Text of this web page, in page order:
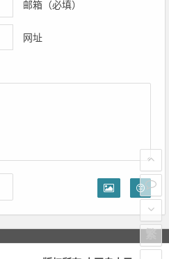
邮箱（必填）
网址